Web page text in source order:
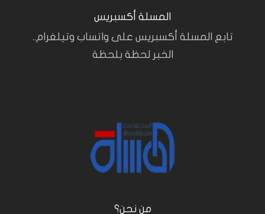
المسلة أكسبريس
تابع المسلة أكسبريس على واتساب وتيلغرام..
الخبر لحظة بلحظة
من نحن؟